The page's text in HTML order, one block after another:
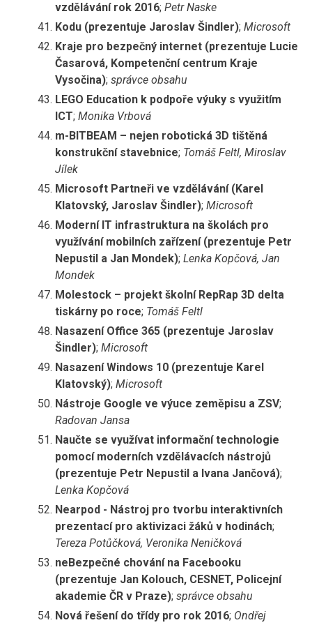
vzdělávání rok 2016; Petr Naske
Kodu (prezentuje Jaroslav Šindler); Microsoft
Kraje pro bezpečný internet (prezentuje Lucie
Časarová, Kompetenční centrum Kraje
Vysočina); správce obsahu
LEGO Education k podpoře výuky s využitím
ICT; Monika Vrbová
m-BITBEAM – nejen robotická 3D tištěná
konstrukční stavebnice; Tomáš Feltl, Miroslav
Jílek
Microsoft Partneři ve vzdělávání (Karel
Klatovský, Jaroslav Šindler); Microsoft
Moderní IT infrastruktura na školách pro
využívání mobilních zařízení (prezentuje Petr
Nepustil a Jan Mondek); Lenka Kopčová, Jan
Mondek
Molestock – projekt školní RepRap 3D delta
tiskárny po roce; Tomáš Feltl
Nasazení Office 365 (prezentuje Jaroslav
Šindler); Microsoft
Nasazení Windows 10 (prezentuje Karel
Klatovský); Microsoft
Nástroje Google ve výuce zeměpisu a ZSV;
Radovan Jansa
Naučte se využívat informační technologie
pomocí moderních vzdělávacích nástrojů
(prezentuje Petr Nepustil a Ivana Jančová);
Lenka Kopčová
Nearpod - Nástroj pro tvorbu interaktivních
prezentací pro aktivizaci žáků v hodinách;
Tereza Potůčková, Veronika Neničková
neBezpečné chování na Facebooku
(prezentuje Jan Kolouch, CESNET, Policejní
akademie ČR v Praze); správce obsahu
Nová řešení do třídy pro rok 2016; Ondřej